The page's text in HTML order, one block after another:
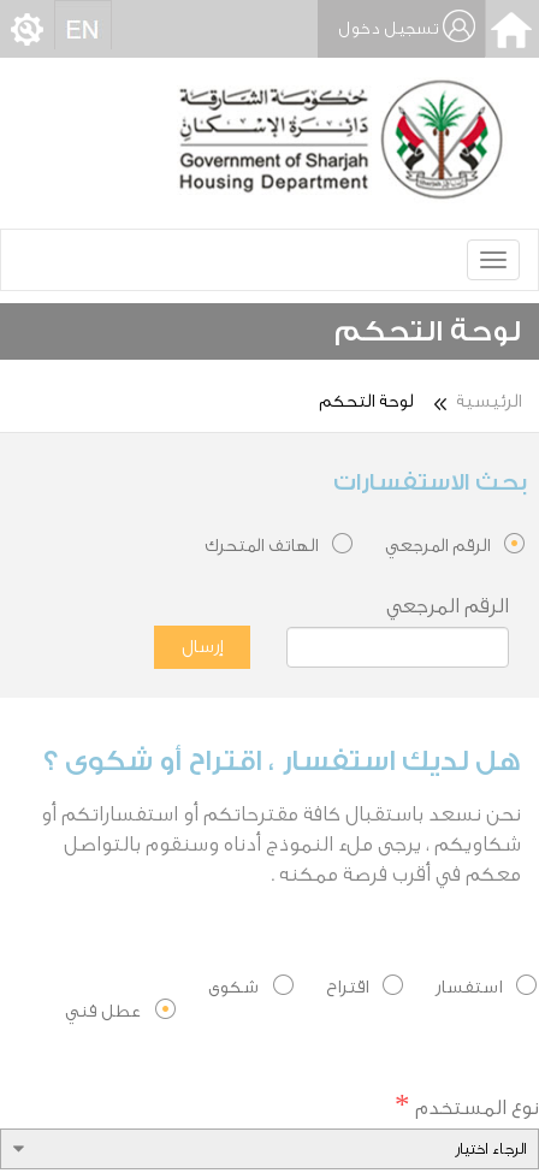
تسجيل دخول
Toggle
navigation
لوحة التحكم
الرئيسية لوحة التحكم
الاستفسارات
الرقم المرجعي الهاتف المتحرك
الرقم المرجعي
هل لديك استفسار ، اقتراح أو شكوى ؟
نحن نسعد باستقبال كافة مقترحاتكم أو استفساراتكم أو
شكاويكم ، يرجى ملء النموذج أدناه وسنقوم بالتواصل
معكم في أقرب فرصة ممكنه .
استفسار اقتراح
شكوى
عطل فني
المستخدم*